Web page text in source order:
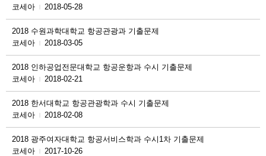
코세아
2018-05-28
2018 수원과학대학교 항공관광과 기출문제
코세아
2018-03-05
2018 인하공업전문대학교 항공운항과 수시 기출문제
코세아
2018-02-21
2018 한서대학교 항공관광학과 수시 기출문제
코세아
2018-02-08
2018 광주여자대학교 항공서비스학과 수시1차 기출문제
코세아
2017-10-26